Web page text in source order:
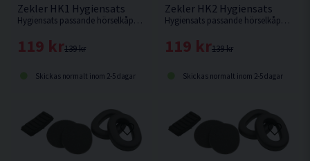
Zekler HK1 Hygiensats
Hygiensats passande hörselkåpor från Zekler.
139 kr
119 kr
Skickas normalt inom 2-5 dagar
Zekler HK2 Hygiensats
Hygiensats passande hörselkåpor från Zekler.
139 kr
119 kr
Skickas normalt inom 2-5 dagar